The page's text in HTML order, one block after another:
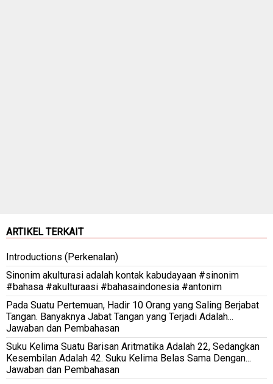
ARTIKEL TERKAIT
Introductions (Perkenalan)
Sinonim akulturasi adalah kontak kabudayaan #sinonim
#bahasa #akulturaasi #bahasaindonesia #antonim
Pada Suatu Pertemuan, Hadir 10 Orang yang Saling Berjabat
Tangan. Banyaknya Jabat Tangan yang Terjadi Adalah...
Jawaban dan Pembahasan
Suku Kelima Suatu Barisan Aritmatika Adalah 22, Sedangkan
Kesembilan Adalah 42. Suku Kelima Belas Sama Dengan...
Jawaban dan Pembahasan